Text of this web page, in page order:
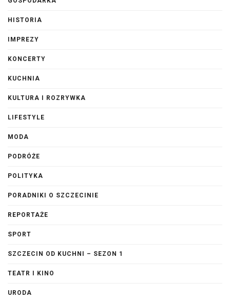
HISTORIA
IMPREZY
KONCERTY
KUCHNIA
KULTURA I ROZRYWKA
LIFESTYLE
MODA
PODRÓŻE
POLITYKA
PORADNIKI O SZCZECINIE
REPORTAŻE
SPORT
SZCZECIN OD KUCHNI – SEZON 1
TEATR I KINO
URODA